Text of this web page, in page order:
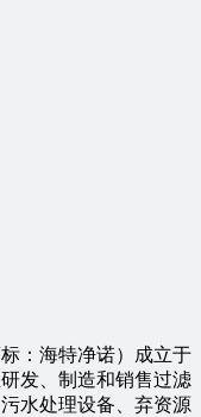
：海特净诺）成立于
发、制造和销售过滤
水处理设备、弃资源